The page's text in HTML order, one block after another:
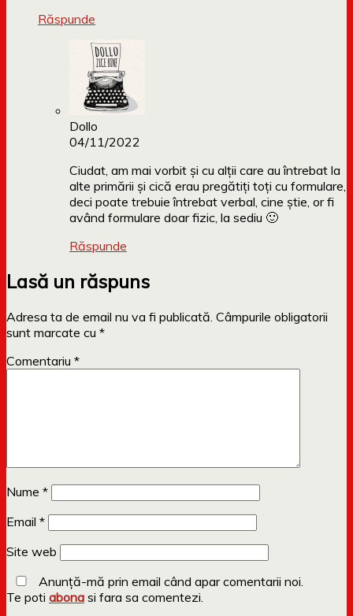
Răspunde
Dollo
04/11/2022
Ciudat, am mai vorbit și cu alții care au întrebat la
alte primării și cică erau pregătiți toți cu formulare,
deci poate trebuie întrebat verbal, cine știe, or fi
având formulare doar fizic, la sediu 🙂
Răspunde
Lasă un răspuns
Adresa ta de email nu va fi publicată. Câmpurile obligatorii
sunt marcate cu *
Comentariu *
Nume *
Email *
Site web
Anunță-mă prin email când apar comentarii noi.
Te poti abona si fara sa comentezi.